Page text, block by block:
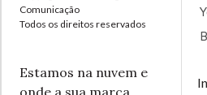
Comunicação
Todos os direitos reservados
Estamos na nuvem e